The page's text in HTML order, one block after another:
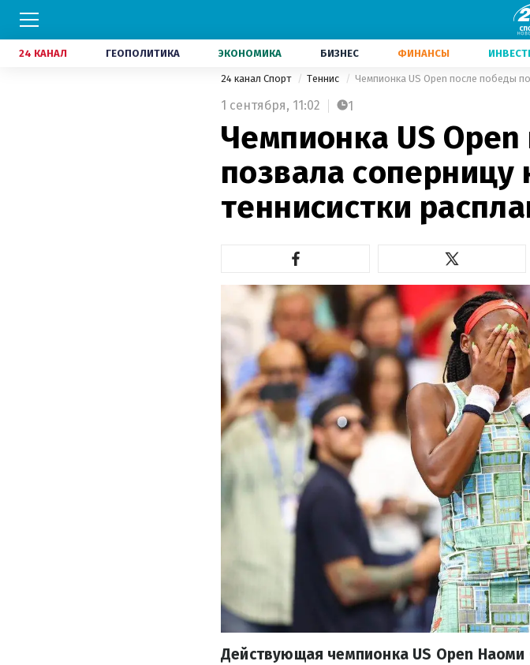
24 КАНАЛ ГЕОПОЛИТИКА ЭКОНОМИКА БИЗНЕС ФИНАНСЫ
24 канал Спорт Теннис Чемпионка US Open после победы
1 сентября, 11:02 1
Чемпионка US
позвала
теннисистки
Действующая чемпионка US Open